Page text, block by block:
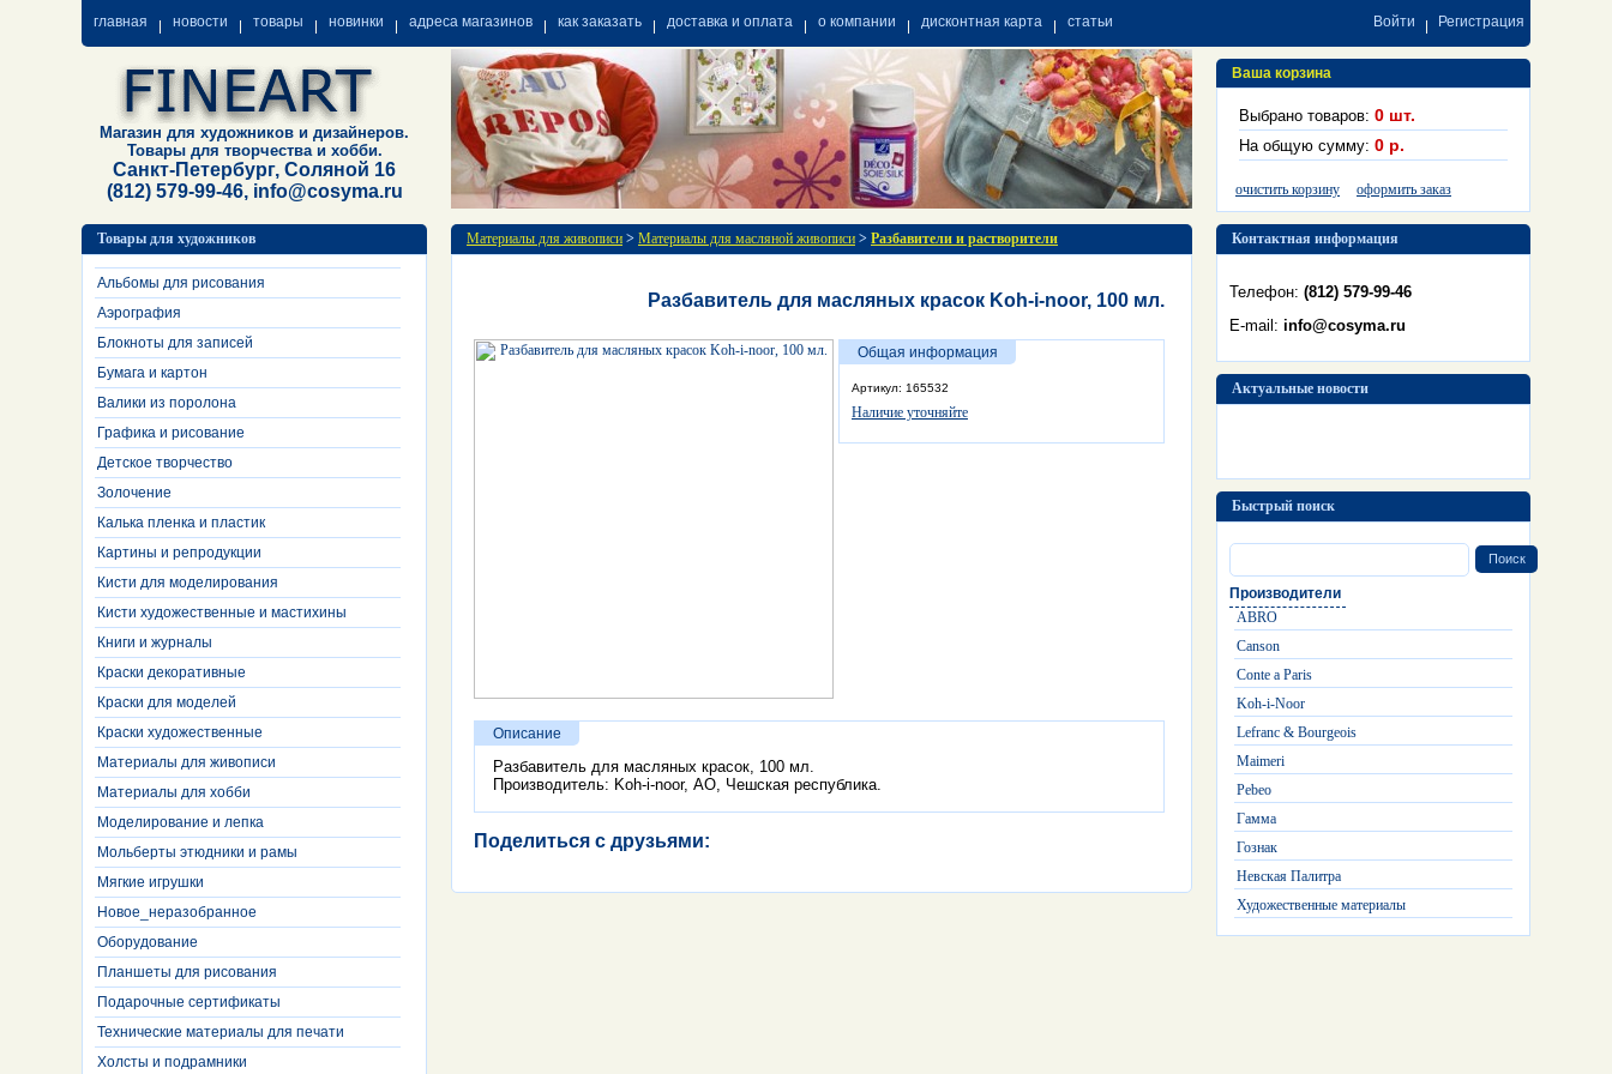
главная новости товары новинки адреса магазинов как заказать доставка и оплата о компании дисконтная карта статьи Войти Регистрация
Магазин для художников и дизайнеров.
Товары для творчества и хобби.
Санкт-Петербург, Соляной 16
(812) 579-99-46, info@cosyma.ru
Ваша корзина
Выбрано товаров: 0 шт.
На общую сумму: 0 р.
очистить корзину оформить заказ
Товары для художников
Альбомы для рисования
Аэрография
Блокноты для записей
Бумага и картон
Валики из поролона
Графика и рисование
Детское творчество
Золочение
Калька пленка и пластик
Картины и репродукции
Кисти для моделирования
Кисти художественные и мастихины
Книги и журналы
Краски декоративные
Краски для моделей
Краски художественные
Материалы для живописи
Материалы для хобби
Моделирование и лепка
Мольберты этюдники и рамы
Мягкие игрушки
Новое_неразобранное
Оборудование
Планшеты для рисования
Подарочные сертификаты
Технические материалы для печати
Холсты и подрамники
Материалы для живописи > Материалы для масляной живописи > Разбавители и растворители
Разбавитель для масляных красок Koh-i-noor, 100 мл.
Общая информация
Артикул: 165532
Наличие уточняйте
Описание
Разбавитель для масляных красок, 100 мл.
Производитель: Koh-i-noor, АО, Чешская республика.
Поделиться с друзьями:
Контактная информация
Телефон: (812) 579-99-46
E-mail: info@cosyma.ru
Актуальные новости
Быстрый поиск
Производители
ABRO
Canson
Conte a Paris
Koh-i-Noor
Lefranc & Bourgeois
Maimeri
Pebeo
Гамма
Гознак
Невская Палитра
Художественные материалы